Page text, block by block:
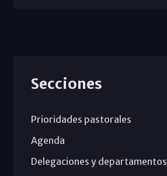
Secciones
Prioridades pastorales
Agenda
Delegaciones y departamentos